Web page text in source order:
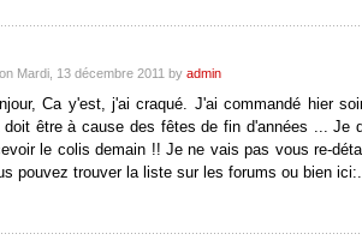
on Mardi, 13 décembre 2011 by admin
Ca y'est, j'ai craqué. J'ai commandé hier
doit être à cause des fêtes de fin d'années ... Je
le colis demain !! Je ne vais pas vous re-
pouvez trouver la liste sur les forums ou bien